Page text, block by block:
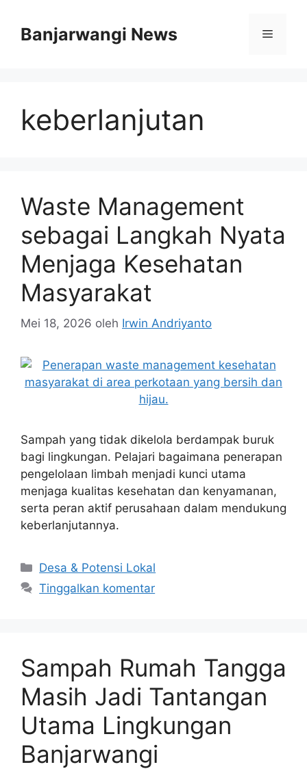
Banjarwangi News Menu
keberlanjutan
Waste Management
sebagai Langkah Nyata
Menjaga Kesehatan
Masyarakat
Mei 18, 2026 oleh Irwin Andriyanto
Sampah yang tidak dikelola berdampak buruk
bagi lingkungan. Pelajari bagaimana penerapan
pengelolaan limbah menjadi kunci utama
menjaga kualitas kesehatan dan kenyamanan,
serta peran aktif perusahaan dalam mendukung
keberlanjutannya.
Kategori
Desa & Potensi Lokal
Tinggalkan komentar
Sampah Rumah Tangga
Masih Jadi Tantangan
Utama Lingkungan
Banjarwangi